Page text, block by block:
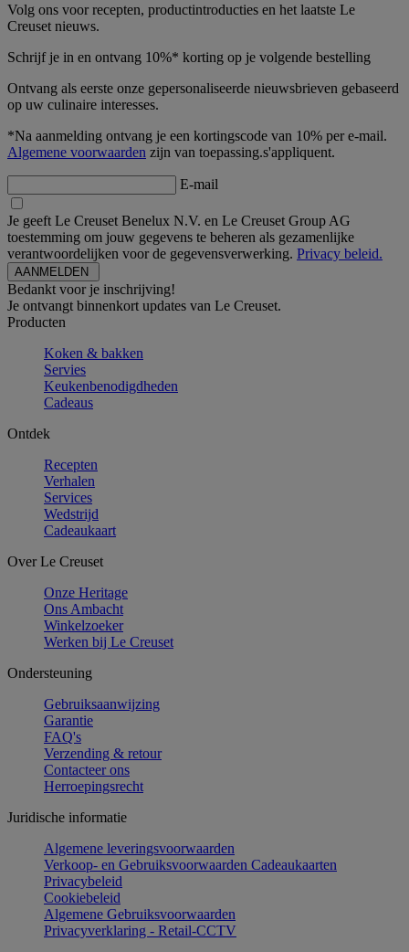
Volg ons voor recepten, productintroducties en het laatste Le
Creuset nieuws.
Schrijf je in en ontvang 10%* korting op je volgende bestelling
Ontvang als eerste onze gepersonaliseerde nieuwsbrieven gebaseerd
op uw culinaire interesses.
*Na aanmelding ontvang je een kortingscode van 10% per e-mail.
Algemene voorwaarden zijn van toepassing.s'appliquent.
E-mail
Je geeft Le Creuset Benelux N.V. en Le Creuset Group AG
toestemming om jouw gegevens te beheren als gezamenlijke
verantwoordelijken voor de gegevensverwerking. Privacy beleid.
Bedankt voor je inschrijving!
Je ontvangt binnenkort updates van Le Creuset.
Producten
Koken & bakken
Servies
Keukenbenodigdheden
Cadeaus
Ontdek
Recepten
Verhalen
Services
Wedstrijd
Cadeaukaart
Over Le Creuset
Onze Heritage
Ons Ambacht
Winkelzoeker
Werken bij Le Creuset
Ondersteuning
Gebruiksaanwijzing
Garantie
FAQ's
Verzending & retour
Contacteer ons
Herroepingsrecht
Juridische informatie
Algemene leveringsvoorwaarden
Verkoop- en Gebruiksvoorwaarden Cadeaukaarten
Privacybeleid
Cookiebeleid
Algemene Gebruiksvoorwaarden
Privacyverklaring - Retail-CCTV